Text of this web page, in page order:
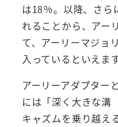
は18％。以降、さら
れることから、アー
て、アーリーマジョ
入っているといえます
アーリーアダプター
には「深く大きな溝
キャズムを乗り越え